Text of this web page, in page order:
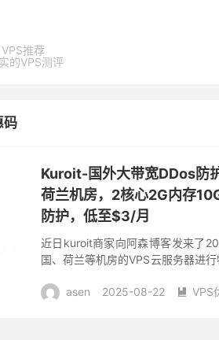
推荐
的VPS测评
码
Kuroit-国外大带宽DDos防
荷兰机房，2核心2G内存
防护，低至$3/月
近日kuroit商家向阿森博客发来了
国、荷兰等机房的VPS云服务器进
asen 2025-08-22  VPS